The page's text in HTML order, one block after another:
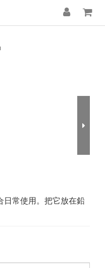
日常使用。把它放在鉛